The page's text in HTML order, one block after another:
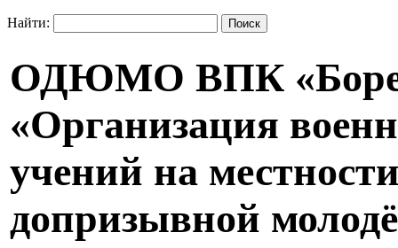
Найти:
ОДЮМО ВПК
«Организация
учений на
допризывной